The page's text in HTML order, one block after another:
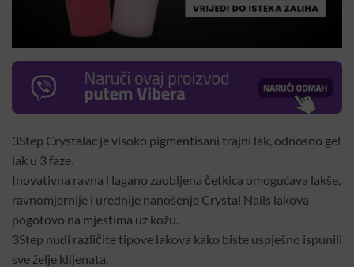
3Step Crystalac je visoko pigmentisani trajni lak, odnosno gel
lak u 3 faze.
Inovativna ravna i lagano zaobljena četkica omogućava lakše,
ravnomjernije i urednije nanošenje Crystal Nails lakova
pogotovo na mjestima uz kožu.
3Step nudi različite tipove lakova kako biste uspješno ispunili
sve želje klijenata.